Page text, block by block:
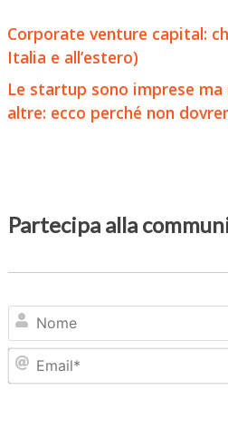
Corporate venture capital:
Italia e all’estero)
Le startup sono imprese
altre: ecco perché non
Partecipa alla